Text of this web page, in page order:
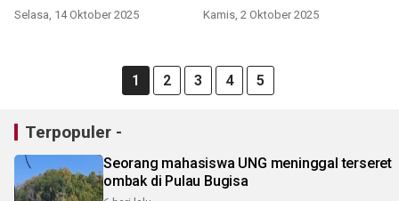
Selasa, 14 Oktober 2025 Kamis, 2 Oktober 2025
1 2 3 4 5
Terpopuler -
Seorang mahasiswa UNG meninggal terseret
ombak di Pulau Bugisa